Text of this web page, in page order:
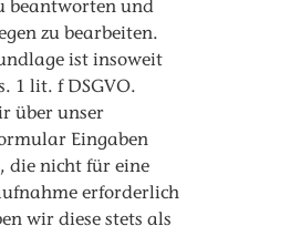
beantworten und
zu bearbeiten.
ist insoweit
1 lit. f DSGVO.
über unser
Eingaben
die nicht für eine
erforderlich
wir diese stets als